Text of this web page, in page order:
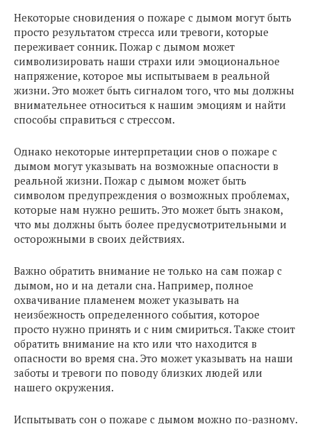
Некоторые сновидения о пожаре с дымом могут быть
просто результатом стресса или тревоги, которые
переживает сонник. Пожар с дымом может
символизировать наши страхи или эмоциональное
напряжение, которое мы испытываем в реальной
жизни. Это может быть сигналом того, что мы должны
внимательнее относиться к нашим эмоциям и найти
способы справиться с стрессом.
Однако некоторые интерпретации снов о пожаре с
дымом могут указывать на возможные опасности в
реальной жизни. Пожар с дымом может быть
символом предупреждения о возможных проблемах,
которые нам нужно решить. Это может быть знаком,
что мы должны быть более предусмотрительными и
осторожными в своих действиях.
Важно обратить внимание не только на сам пожар с
дымом, но и на детали сна. Например, полное
охвачивание пламенем может указывать на
неизбежность определенного события, которое
просто нужно принять и с ним смириться. Также стоит
обратить внимание на кто или что находится в
опасности во время сна. Это может указывать на наши
заботы и тревоги по поводу близких людей или
нашего окружения.
Испытывать сон о пожаре с дымом можно по-разному.